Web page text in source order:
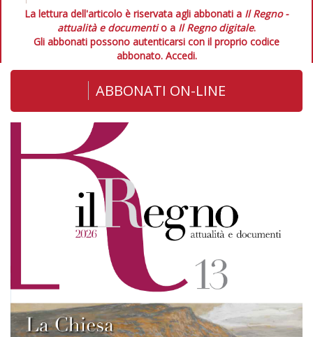
La lettura dell'articolo è riservata agli abbonati a Il Regno -
attualità e documentio a Il Regno digitale.
Gli abbonati possono autenticarsi con il proprio codice
abbonato. Accedi.
ABBONATI ON-LINE